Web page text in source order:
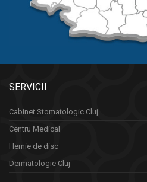
SERVICII
Cabinet Stomatologic Cluj
Centru Medical
Hernie de disc
Dermatologie Cluj